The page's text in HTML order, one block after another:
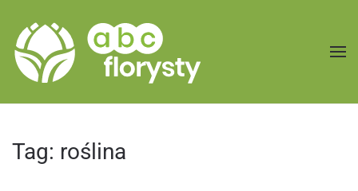
Przejdź do treści głównej
Tag: roślina